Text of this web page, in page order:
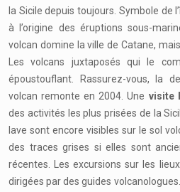
la Sicile depuis toujours. Symbole de
à l’origine des éruptions sous-
volcan domine la ville de Catane,
Les volcans juxtaposés qui le
époustouflant. Rassurez-vous, la
volcan remonte en 2004. Une visite
des activités les plus prisées de la
lave sont encore visibles sur le sol
des traces grises si elles sont
récentes. Les excursions sur les
dirigées par des guides